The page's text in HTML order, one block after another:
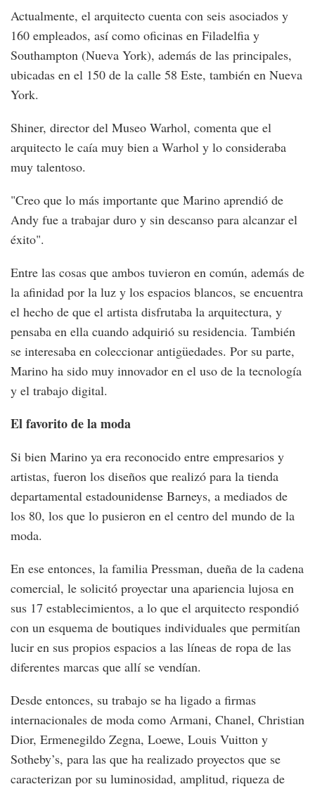
Actualmente, el arquitecto cuenta con seis asociados y
160 empleados, así como oficinas en Filadelfia y
Southampton (Nueva York), además de las principales,
ubicadas en el 150 de la calle 58 Este, también en Nueva
York.
Shiner, director del Museo Warhol, comenta que el
arquitecto le caía muy bien a Warhol y lo consideraba
muy talentoso.
"Creo que lo más importante que Marino aprendió de
Andy fue a trabajar duro y sin descanso para alcanzar el
éxito".
Entre las cosas que ambos tuvieron en común, además de
la afinidad por la luz y los espacios blancos, se encuentra
el hecho de que el artista disfrutaba la arquitectura, y
pensaba en ella cuando adquirió su residencia. También
se interesaba en coleccionar antigüedades. Por su parte,
Marino ha sido muy innovador en el uso de la tecnología
y el trabajo digital.
El favorito de la moda
Si bien Marino ya era reconocido entre empresarios y
artistas, fueron los diseños que realizó para la tienda
departamental estadounidense Barneys, a mediados de
los 80, los que lo pusieron en el centro del mundo de la
moda.
En ese entonces, la familia Pressman, dueña de la cadena
comercial, le solicitó proyectar una apariencia lujosa en
sus 17 establecimientos, a lo que el arquitecto respondió
con un esquema de boutiques individuales que permitían
lucir en sus propios espacios a las líneas de ropa de las
diferentes marcas que allí se vendían.
Desde entonces, su trabajo se ha ligado a firmas
internacionales de moda como Armani, Chanel, Christian
Dior, Ermenegildo Zegna, Loewe, Louis Vuitton y
Sotheby’s, para las que ha realizado proyectos que se
caracterizan por su luminosidad, amplitud, riqueza de